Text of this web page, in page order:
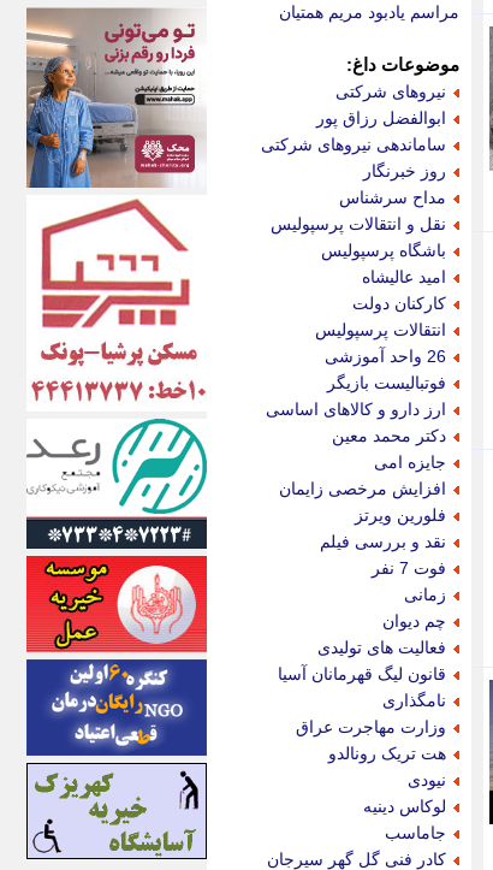
مراسم یادبود مریم همتیان
موضوعات داغ:
نیروهای شرکتی
ابوالفضل رزاق پور
ساماندهی نیروهای شرکتی
روز خبرنگار
مداح سرشناس
نقل و انتقالات پرسپولیس
باشگاه پرسپولیس
امید عالیشاه
کارکنان دولت
انتقالات پرسپولیس
26 واحد آموزشی
فوتبالیست بازیگر
ارز دارو و کالاهای اساسی
دکتر محمد معین
جایزه امی
افزایش مرخصی زایمان
فلورین ویرتز
نقد و بررسی فیلم
فوت 7 نفر
زمانی
چم دیوان
فعالیت های تولیدی
قانون لیگ قهرمانان آسیا
نامگذاری
وزارت مهاجرت عراق
هت تریک رونالدو
نیودی
لوکاس دینیه
جاماسب
کادر فنی گل گهر سیرجان
اکوفارس
اکونگار
اکونیوز
الف
انتشار آنلاین
اندیشه قرن
اندیشه معاصر
اندیشه ها
انرژی پرس
ای استخدام
ایتنا
ایراف
ایران آرت
ایران آنلاین
ایران زندگی
ایران فوری
ایرانی روز
ایرانیتال
ایرنا
ایسکانیوز
ایسنا
ایکنا
ایلنا
اینتیتر
ایونا نیوز
بازتاب آنلاین
باشگاه خبرنگاران
باغستان نیوز
بامبوک
ببین و بخون
بدینسان
بنکر